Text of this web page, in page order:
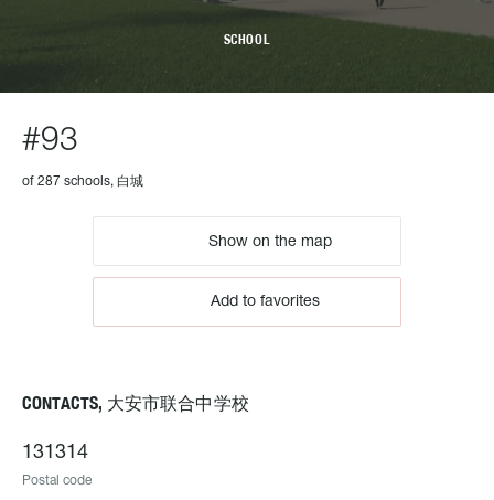
SCHOOL
#93
of 287 schools, 白城
Show on the map
Add to favorites
CONTACTS, 大安市联合中学校
131314
Postal code